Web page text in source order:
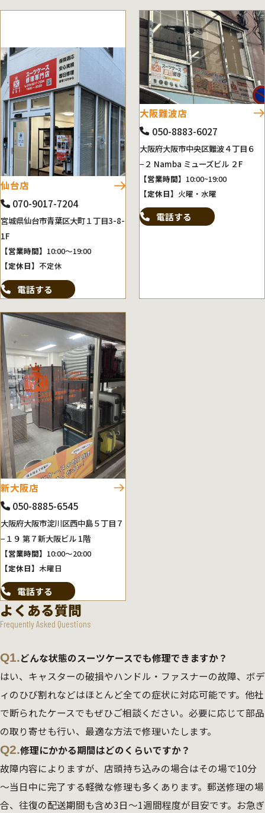
仙台店
070-9017-7204
宮城県仙台市青葉区大町１丁目3-8-
1F
【営業時間】 10:00～19:00
【定休日】 不定休
電話する
大阪難波店
050-8883-6027
大阪府大阪市中央区難波４丁目６
−２ Namba ミューズビル ２F
【営業時間】 10:00~19:00
【定休日】 火曜・水曜
電話する
新大阪店
050-8885-6545
大阪府大阪市淀川区西中島５丁目７
−１９ 第７新大阪ビル 1階
【営業時間】 10:00～20:00
【定休日】 木曜日
電話する
よくある質問
Frequently Asked Questions
Q1.どんな状態のスーツケースでも修理できますか？
はい、キャスターの破損やハンドル・ファスナーの故障、ボデ
ィのひび割れなどはほとんど全ての症状に対応可能です。他社
で断られたケースでもぜひご相談ください。必要に応じて部品
の取り寄せも行い、最適な方法で修理いたします。
Q2.修理にかかる期間はどのくらいですか？
故障内容によりますが、店頭持ち込みの場合はその場で10分
～当日中に完了する軽微な修理も多くあります。郵送修理の場
合、往復の配送期間も含め3日～1週間程度が目安です。お急ぎ